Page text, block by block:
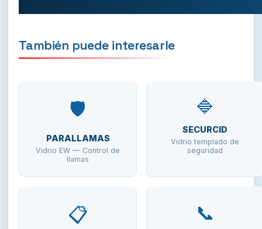
También puede interesarle
🛡️
PARALLAMAS
Vidrio EW — Control de
llamas
🔷
SECURCID
Vidrio templado de
seguridad
📋 📞